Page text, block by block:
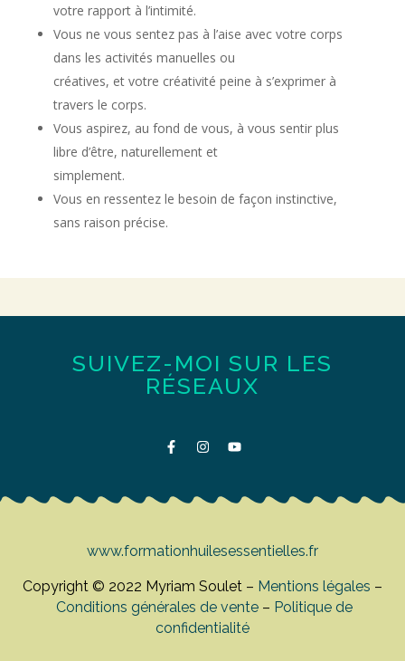
votre rapport à l’intimité.
Vous ne vous sentez pas à l’aise avec votre corps
dans les activités manuelles ou
créatives, et votre créativité peine à s’exprimer à
travers le corps.
Vous aspirez, au fond de vous, à vous sentir plus
libre d’être, naturellement et
simplement.
Vous en ressentez le besoin de façon instinctive,
sans raison précise.
SUIVEZ-MOI SUR LES
RÉSEAUX
www.formationhuilesessentielles.fr
Copyright © 2022 Myriam Soulet – Mentions légales –
Conditions générales de vente – Politique de
confidentialité